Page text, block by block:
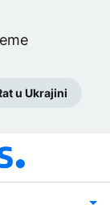
u Ukrajini